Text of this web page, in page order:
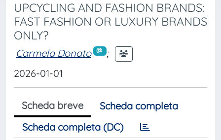
UPCYCLING AND FASHION BRANDS:
FAST FASHION OR LUXURY BRANDS
ONLY?
Carmela Donato
;
2026-01-01
Scheda breve
Scheda completa
Scheda completa (DC)